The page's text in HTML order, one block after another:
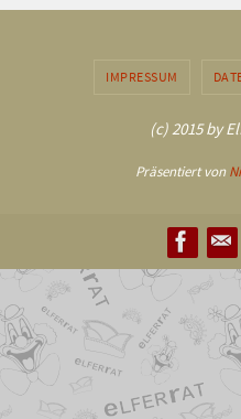
IMPRESSUM
(c) 2015 by
Präsentiert von